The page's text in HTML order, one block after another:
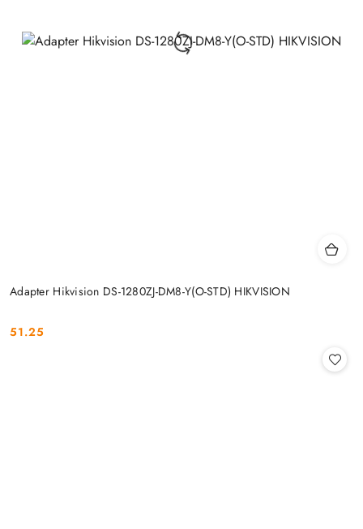
Adapter Hikvision DS-1280ZJ-DM8-Y(O-STD) HIKVISION
Cena:
51.25